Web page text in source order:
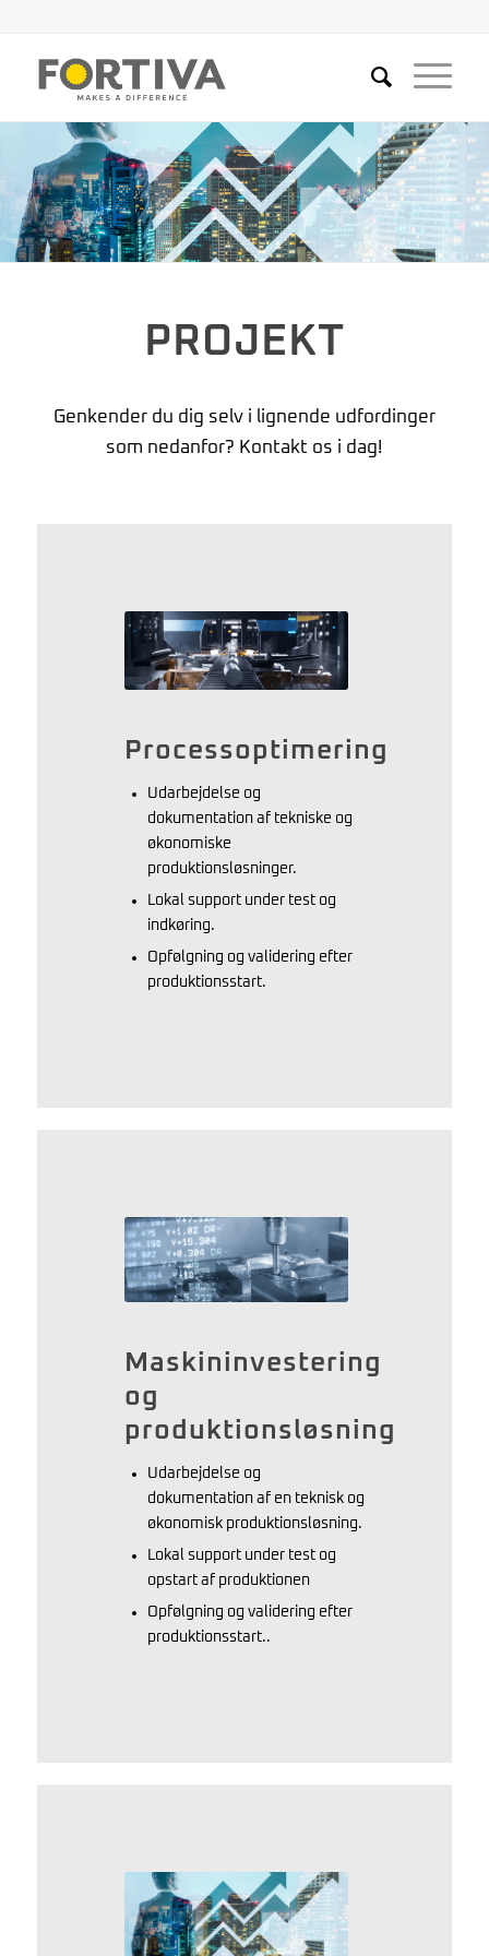
PROJEKT
Genkender du dig selv i lignende udfordinger
som nedanfor? Kontakt os i dag!
Processoptimering
Udarbejdelse og
dokumentation af tekniske og
økonomiske
produktionsløsninger.
Lokal support under test og
indkøring.
Opfølgning og validering efter
produktionsstart.
Maskininvestering
og
produktionsløsning
Udarbejdelse og
dokumentation af en teknisk og
økonomisk produktionsløsning.
Lokal support under test og
opstart af produktionen
Opfølgning og validering efter
produktionsstart..